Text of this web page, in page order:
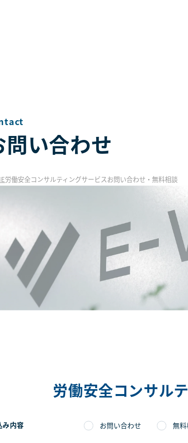
問い合わせ
労働安全コンサルティングサービスお問い合わせ・無料相談
労働安全コンサル
み内容 お問い合わせ 無